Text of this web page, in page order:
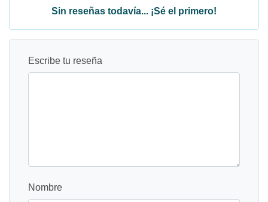
Sin reseñas todavía... ¡Sé el primero!
Escribe tu reseña
Nombre